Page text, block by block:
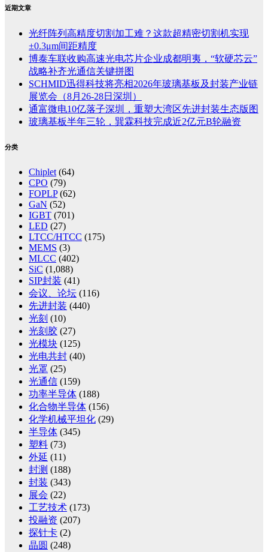
近期文章
光纤阵列高精度切割加工难？这款超精密切割机实现
±0.3μm间距精度
博泰车联收购高速光电芯片企业成都明夷，“软硬芯云”
战略补齐光通信关键拼图
SCHMID迅得科技将亮相2026年玻璃基板及封装产业链
展览会（8月26-28日深圳）
通富微电10亿落子深圳，重塑大湾区先进封装生态版图
玻璃基板半年三轮，巽霖科技完成近2亿元B轮融资
分类
Chiplet (64)
CPO (79)
FOPLP(62)
GaN (52)
IGBT (701)
LED (27)
LTCC/HTCC (175)
MEMS (3)
MLCC (402)
SiC (1,088)
SIP封装 (41)
会议、论坛 (116)
先进封装 (440)
光刻 (10)
光刻胶 (27)
光模块 (125)
光电共封 (40)
光罩 (25)
光通信 (159)
功率半导体 (188)
化合物半导体 (156)
化学机械平坦化 (29)
半导体 (345)
塑料 (73)
外延 (11)
封测 (188)
封装 (343)
展会 (22)
工艺技术 (173)
投融资 (207)
探针卡 (2)
晶圆 (248)